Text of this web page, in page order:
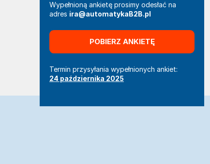
Wypełnioną ankietę prosimy odesłać na
adres ira@automatykaB2B.pl
POBIERZ ANKIETĘ
Termin przysyłania wypełnionych ankiet:
24 października 2025